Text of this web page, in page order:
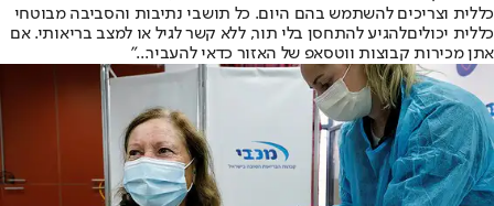
כללית וצריכים להשתמש בהם היום. כל תושבי נתיבות והסביבה מבוטחי
כללית יכוליםלהגיע להתחסן בלי תור, ללא קשר לגיל או למצב בריאותי. אם
אתן מכירות קבוצות ווטסאפ של האזור כדאי להעביר..."